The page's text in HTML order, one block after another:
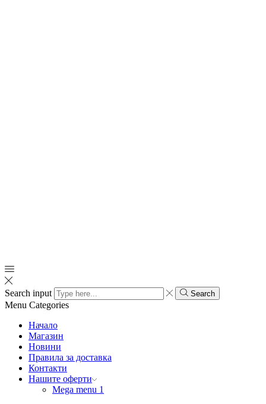
Search input Search
Menu Categories
Начало
Магазин
Новини
Правила за доставка
Контакти
Нашите оферти
Mega menu 1